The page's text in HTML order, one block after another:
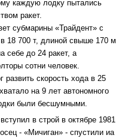
каждую лодку пытались
ракет.
субмарины «Трайдент» с
18 700 т, длиной свыше 170 м
себе до 24 ракет, а
сотни человек.
скорость хода в 25
на 9 лет автономного
были бесшумными.
в строй в октябре 1981
- «Мичиган» - спустили иа